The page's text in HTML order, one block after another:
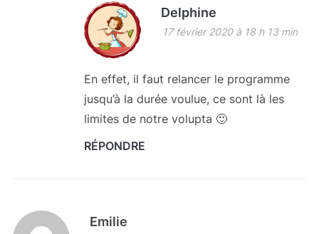
Delphine
17 février 2020 à 18 h 13 min
En effet, il faut relancer le programme
jusqu’à la durée voulue, ce sont là les
limites de notre volupta 🙂
RÉPONDRE
Emilie